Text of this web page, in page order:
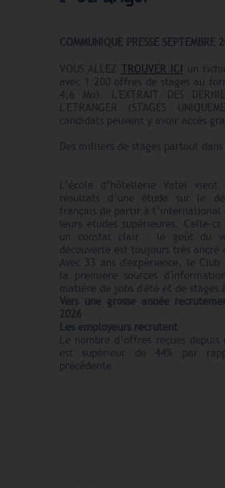
COMMUNIQUE PRESSE SEPTEMBRE
VOUS ALLEZ TROUVER ICI
un
avec 1 200 offres de stages au
4,6 Mo). L'EXTRAIT DES
L'ETRANGER (STAGES
candidats peuvent y avoir accès
Des milliers de stages partout
L’école d’hôtellerie Vatel
résultats d’une étude sur le
français de partir à l’international
leurs études supérieures. Celle-
un constat clair : le goût du
découverte est toujours très ancré
Avec 33 ans d'expérience, le Club
la première sources
matière de jobs d'été et de stages
Vers une grosse année
2026
Les employeurs recrutent
Le nombre d’offres reçues depuis
est supérieur de 44% par
précédente.